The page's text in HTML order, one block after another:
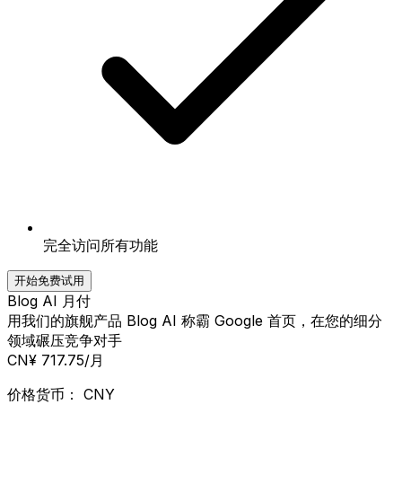
完全访问所有功能
开始免费试用
Blog AI 月付
用我们的旗舰产品 Blog AI 称霸 Google 首页，在您的细分
领域碾压竞争对手
CN¥ 717.75/月
价格货币： CNY